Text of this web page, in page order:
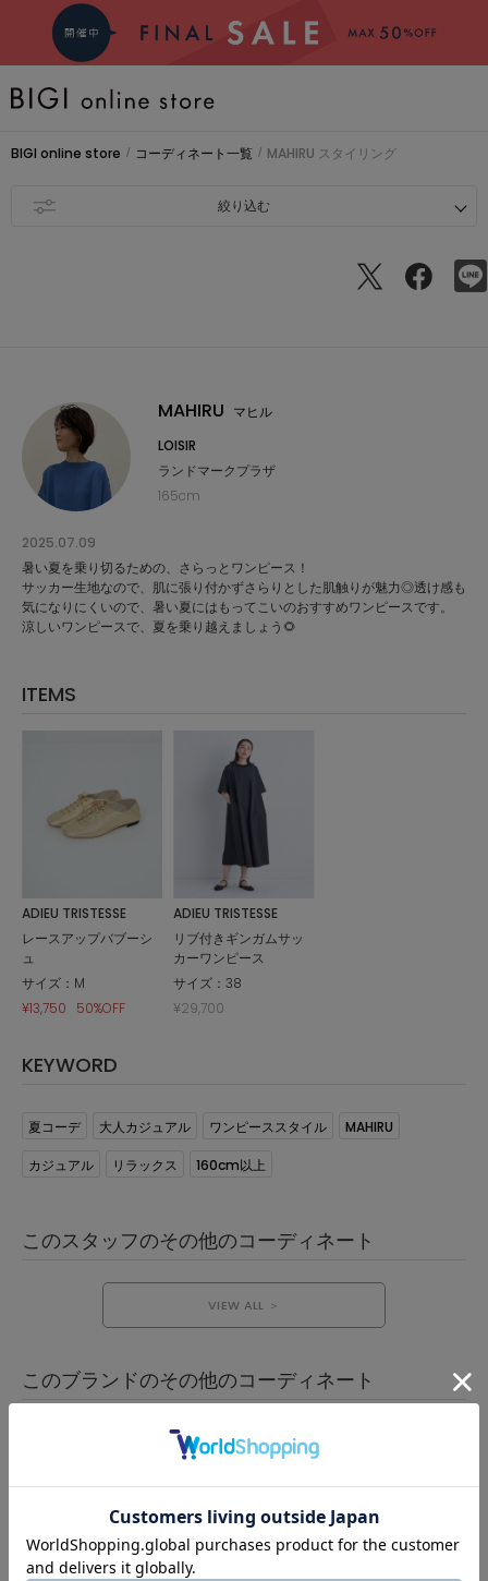
BRAND
PRE ORDER
SALE
COORDINATE
よくある質問
OUTLET
BIGI online store / コーディネート一覧 / MAHIRU スタイリング
絞り込む
MAHIRU マヒル
LOISIR
ランドマークプラザ
165cm
2025.07.09
暑い夏を乗り切るための、さらっとワンピース！
サッカー生地なので、肌に張り付かずさらりとした肌触りが魅力◎透け感も
気になりにくいので、暑い夏にはもってこいのおすすめワンピースです。
涼しいワンピースで、夏を乗り越えましょう🌻
ITEMS
ADIEU TRISTESSE
レースアップバブーシ
ュ
サイズ：M
¥13,750
50%OFF
ADIEU TRISTESSE
リブ付きギンガムサッ
カーワンピース
サイズ：38
¥29,700
KEYWORD
夏コーデ 大人カジュアル ワンピーススタイル MAHIRU
カジュアル リラックス 160cm以上
このスタッフのその他のコーディネート
VIEW ALL ＞
このブランドのその他のコーディネート
VIEW ALL ＞